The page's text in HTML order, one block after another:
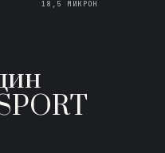
18,5 МИКРОН